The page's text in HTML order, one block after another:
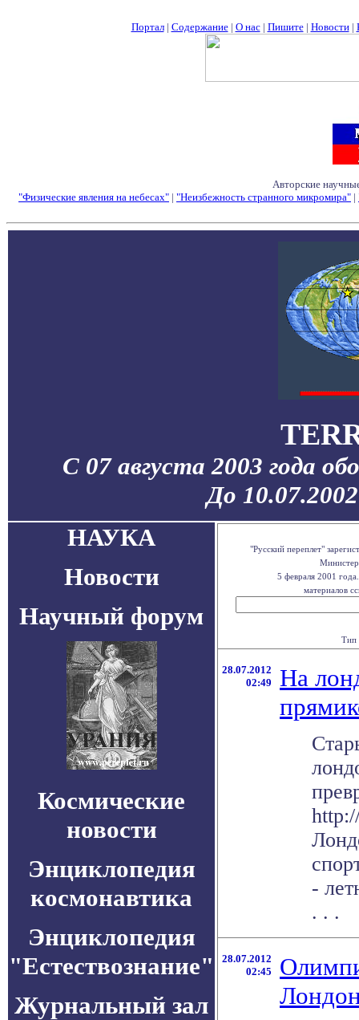
Портал| Содержание| О нас| Пишите| Новости|
Авторские
"Физические явления на небесах" | "Неизбежность странного микромира" |
С 07 августа 2003 года
До
НАУКА
Новости
Научный форум
Космические
новости
Энциклопедия
космонавтика
Энциклопедия
"Естествознание"
Журнальный зал
"Русский переплет"
5 февраля 2001
материалов
Тип
28.07.2012
02:49
На
-
. . .
28.07.2012
02:45